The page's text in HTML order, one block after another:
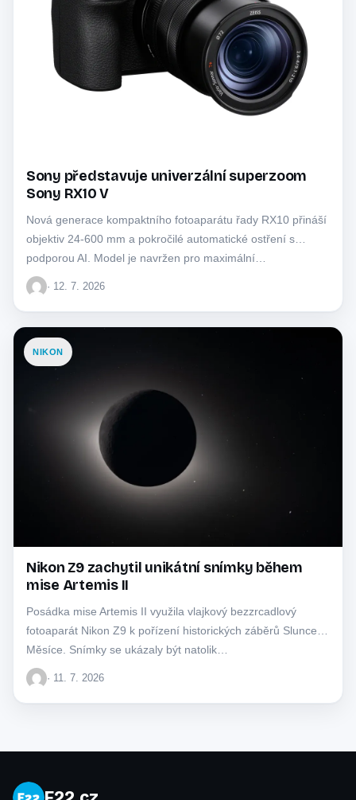
Sony představuje univerzální superzoom
Sony RX10 V
Nová generace kompaktního fotoaparátu řady RX10 přináší
objektiv 24-600 mm a pokročilé automatické ostření s
podporou AI. Model je navržen pro maximální…
· 12. 7. 2026
NIKON
Nikon Z9 zachytil unikátní snímky během
mise Artemis II
Posádka mise Artemis II využila vlajkový bezzrcadlový
fotoaparát Nikon Z9 k pořízení historických záběrů Slunce a
Měsíce. Snímky se ukázaly být natolik…
· 11. 7. 2026